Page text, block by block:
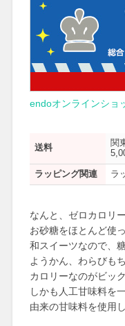
endoオンラインショ
送料
関
ラッピング関連 ラ
なんと、ゼロカロリ
お砂糖をほとんど使
和スイーツなので、
ようかん、わらびも
カロリーなのがビッ
しかも人工甘味料を
由来の甘味料を使用